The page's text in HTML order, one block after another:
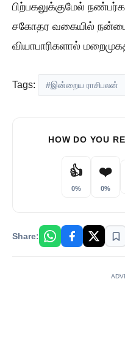
பிற்பகலுக்குமேல்
சகோதர வகையில் நன்மை
வியாபாரிகளால்
Tags: #இன்றைய ராசிபலன்
HOW DO YOU
👍
0%
❤️
0%
Share: